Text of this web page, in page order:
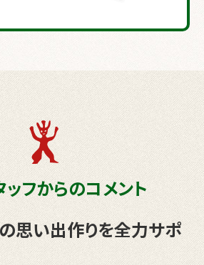
ッフからのコメント
思い出作りを全力サポ